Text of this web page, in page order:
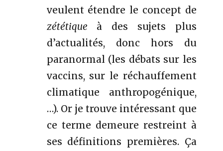
veulent étendre le concept de
zététique à des sujets plus
d’actualités, donc hors du
paranormal (les débats sur les
vaccins, sur le réchauffement
climatique anthropogénique,
…). Or je trouve intéressant que
ce terme demeure restreint à
ses définitions premières. Ça